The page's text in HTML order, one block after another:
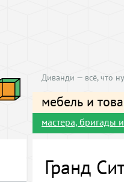
Диванди — всё, что
мебель и
мастера, бригады
Гранд